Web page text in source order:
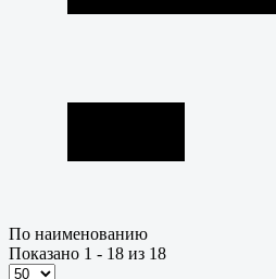
По наименованию
Показано 1 - 18 из 18